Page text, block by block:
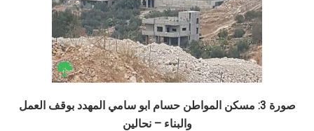
صورة 3: مسكن المواطن حسام ابو سامي المهدد بوقف العمل
والبناء – نحالين